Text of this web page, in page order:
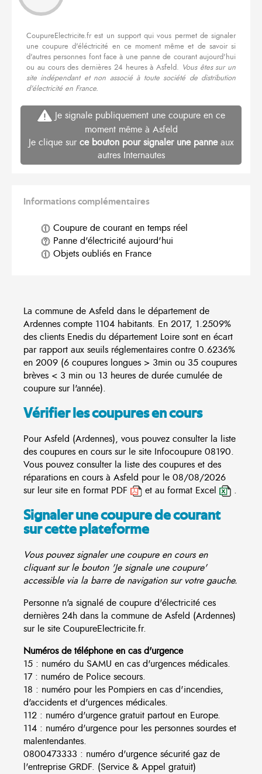
CoupureElectricite.fr est un support qui vous permet de signaler
une coupure d'éléctricité en ce moment même et de savoir si
d'autres personnes font face à une panne de courant aujourd'hui
ou au cours des dernières 24 heures à Asfeld. Vous êtes sur un
site indépendant et non associé à toute société de distribution
d'électricité en France.
Je signale publiquement une coupure en ce
moment même à Asfeld
Je clique sur ce bouton pour signaler une panneaux
autres Internautes
Informations complémentaires
Coupure de courant en temps réel
Panne d'électricité aujourd'hui
Objets oubliés en France
La commune de Asfeld dans le département de
Ardennes compte 1104 habitants. En 2017, 1.2509%
des clients Enedis du département Loire sont en écart
par rapport aux seuils réglementaires contre 0.6236%
en 2009 (6 coupures longues > 3min ou 35 coupures
brèves < 3 min ou 13 heures de durée cumulée de
coupure sur l'année).
Vérifier les coupures en cours
Pour Asfeld (Ardennes), vous pouvez consulter la liste
des coupures en cours sur le site Infocoupure 08190.
Vous pouvez consulter la liste des coupures et des
réparations en cours à Asfeld pour le 08/08/2026
sur leur site en format PDF
et au format Excel .
Signaler une coupure de courant
sur cette plateforme
Vous pouvez signaler une coupure en cours en
cliquant sur le bouton 'Je signale une coupure'
accessible via la barre de navigation sur votre gauche.
Personne n'a signalé de coupure d'électricité ces
dernières 24h dans la commune de Asfeld (Ardennes)
sur le site CoupureElectricite.fr.
Numéros de téléphone en cas d'urgence
15 : numéro du SAMU en cas d'urgences médicales.
17 : numéro de Police secours.
18 : numéro pour les Pompiers en cas d'incendies,
d'accidents et d'urgences médicales.
112 : numéro d'urgence gratuit partout en Europe.
114 : numéro d'urgence pour les personnes sourdes et
malentendantes.
0800473333 : numéro d'urgence sécurité gaz de
l'entreprise GRDF. (Service & Appel gratuit)